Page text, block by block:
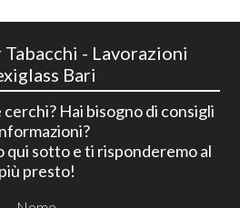
- Lavorazioni
Bari
Hai bisogno di consigli
qui sotto e ti risponderemo al
più presto!